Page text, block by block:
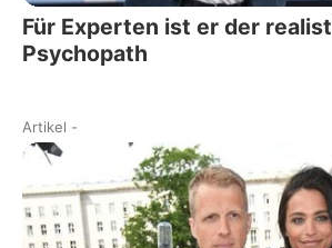
Für Experten ist er der
Psychopath
Artikel -